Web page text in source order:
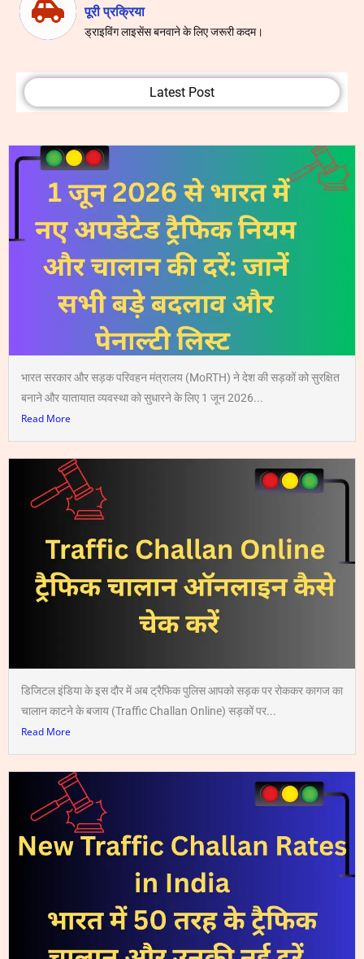
पूरी प्रक्रिया
ड्राइविंग लाइसेंस बनवाने के लिए जरूरी कदम।
Latest Post
भारत सरकार और सड़क परिवहन मंत्रालय (MoRTH) ने देश की सड़कों को सुरक्षित
बनाने और यातायात व्यवस्था को सुधारने के लिए 1 जून 2026...
Read More
डिजिटल इंडिया के इस दौर में अब ट्रैफिक पुलिस आपको सड़क पर रोककर कागज का
चालान काटने के बजाय (Traffic Challan Online) सड़कों पर...
Read More